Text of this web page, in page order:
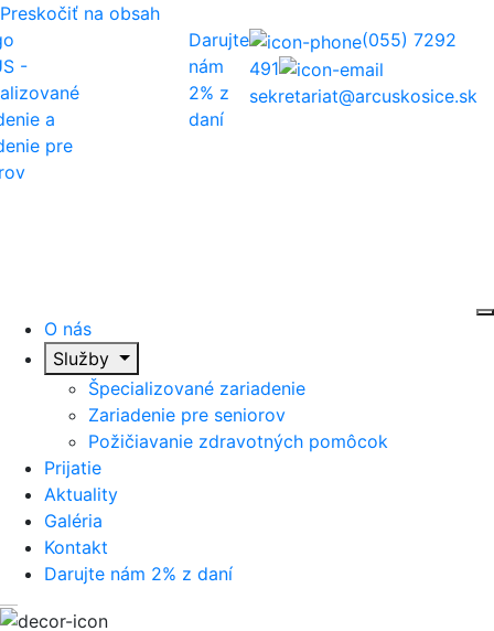
Preskočiť na obsah
Darujte
nám
2% z
daní
(055) 7292
491
sekretariat@arcuskosice.sk
O nás
Služby
Špecializované zariadenie
Zariadenie pre seniorov
Požičiavanie zdravotných pomôcok
Prijatie
Aktuality
Galéria
Kontakt
Darujte nám 2% z daní